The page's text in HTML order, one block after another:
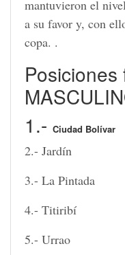
mantuvieron el
a su favor y, con
copa. .
1.- Ciudad
2.-
3.- La
4.-
5.- Urrao